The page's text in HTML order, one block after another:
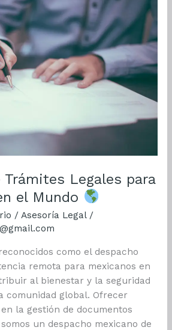
Trámites Legales para
el Mundo
/ Asesoría Legal/
como el despacho
remota para mexicanos en
al bienestar y la seguridad
comunidad global. Ofrecer
la gestión de documentos
un despacho mexicano de